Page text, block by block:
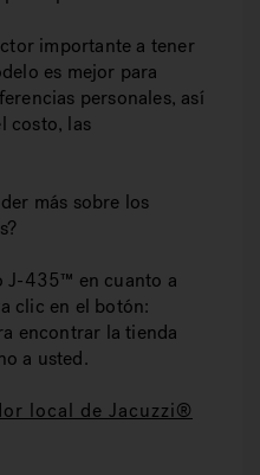
importante a tener
es mejor para
personales, así
costo, las
más sobre los
J-435™ en cuanto a
clic en el botón:
encontrar la tienda
a usted.
local de Jacuzzi®